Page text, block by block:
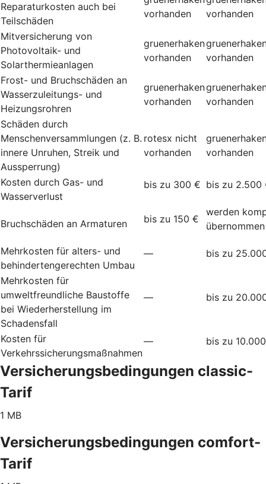
Reparaturkosten auch bei
Teilschäden
vorhanden
vorhanden
Mitversicherung von
Photovoltaik- und
Solarthermieanlagen
gruenerhaken
vorhanden
vorhanden
Frost- und Bruchschäden an
Wasserzuleitungs- und
Heizungsrohren
gruenerhaken
vorhanden
vorhanden
Schäden durch
Menschenversammlungen (z. B.
innere Unruhen, Streik und
Aussperrung)
rotesx nicht
vorhanden
vorhanden
Kosten durch Gas- und
Wasserverlust
bis zu 300 € bis zu 2.500
Bruchschäden an Armaturen bis zu 150 €
werden
übernommen
Mehrkosten für alters- und
behindertengerechten Umbau
— bis zu
Mehrkosten für
umweltfreundliche Baustoffe
bei Wiederherstellung im
Schadensfall
— bis zu
Kosten für
Verkehrssicherungsmaßnahmen
— bis zu
Versicherungsbedingungen classic-
Tarif
1 MB
Versicherungsbedingungen comfort-
Tarif